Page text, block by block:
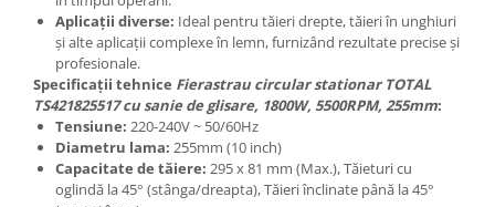
Aplicații diverse: Ideal pentru tăieri drepte, tăieri în unghiuri
și alte aplicații complexe în lemn, furnizând rezultate precise și
profesionale.
Specificații tehnice Fierastrau circular stationar TOTAL
TS421825517 cu sanie de glisare, 1800W, 5500RPM, 255mm:
Tensiune: 220-240V ~ 50/60Hz
Diametru lama: 255mm (10 inch)
Capacitate de tăiere: 295 x 81 mm (Max.), Tăieturi cu
oglindă la 45° (stânga/dreapta), Tăieri înclinate până la 45°